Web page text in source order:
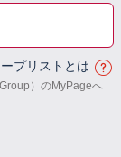
プリストとは
）のMyPageへ